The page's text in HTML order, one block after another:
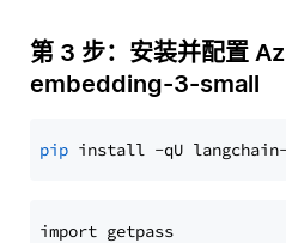
第 3 步：安装并配置
embedding-3-small
pip
import getpass